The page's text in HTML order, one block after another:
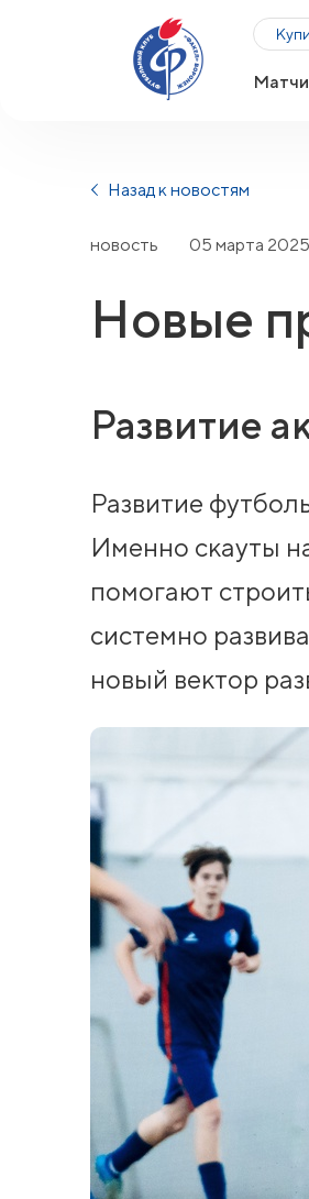
Матчи
Назад к новостям
новость 05 марта 2025
Новые
Развитие
Развитие
Именно скауты
помогают
системно
новый вектор